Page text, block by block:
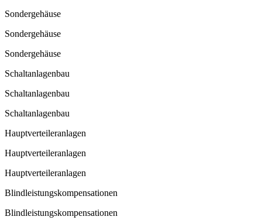
Sondergehäuse
Sondergehäuse
Sondergehäuse
Schaltanlagenbau
Schaltanlagenbau
Schaltanlagenbau
Hauptverteileranlagen
Hauptverteileranlagen
Hauptverteileranlagen
Blindleistungskompensationen
Blindleistungskompensationen